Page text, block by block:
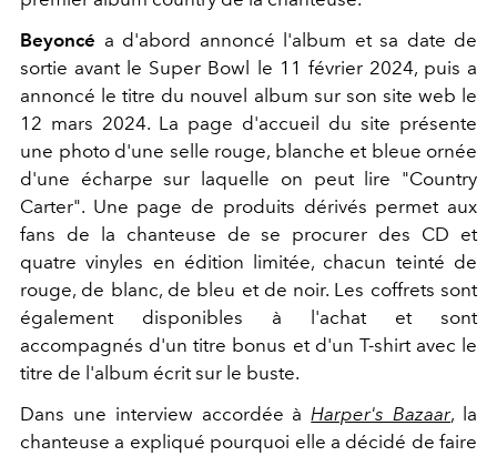
Beyoncé a d'abord annoncé l'album et sa date de
sortie avant le Super Bowl le 11 février 2024, puis a
annoncé le titre du nouvel album sur son site web le
12 mars 2024. La page d'accueil du site présente
une photo d'une selle rouge, blanche et bleue ornée
d'une écharpe sur laquelle on peut lire "Country
Carter". Une page de produits dérivés permet aux
fans de la chanteuse de se procurer des CD et
quatre vinyles en édition limitée, chacun teinté de
rouge, de blanc, de bleu et de noir. Les coffrets sont
également disponibles à l'achat et sont
accompagnés d'un titre bonus et d'un T-shirt avec le
titre de l'album écrit sur le buste.
Dans une interview accordée à Harper's Bazaar, la
chanteuse a expliqué pourquoi elle a décidé de faire